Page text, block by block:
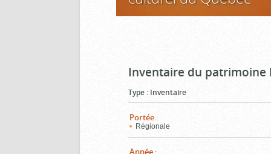
Inventaire du patrimoine
Type : Inventaire
Portée :
Régionale